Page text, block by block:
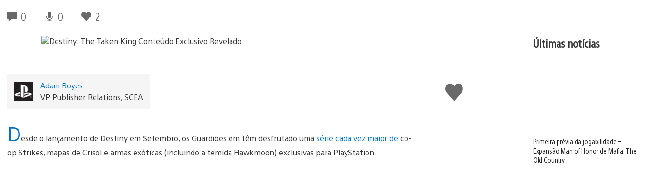
0 0 2
Curtir
Adam Boyes
VP Publisher Relations, SCEA
Desde o lançamento de Destiny em Setembro, os Guardiões em têm desfrutado uma série cada vez maior de co-
op Strikes, mapas de Crisol e armas exóticas (incluindo a temida Hawkmoon) exclusivas para PlayStation.
Últimas notícias
Primeira prévia da jogabilidade –
Expansão Man of Honor de Mafia: The
Old Country